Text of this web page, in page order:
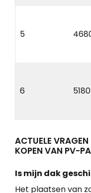
5
6 5180
ACTUELE
KOPEN VAN PV-
Is mijn dak
Het plaatsen van